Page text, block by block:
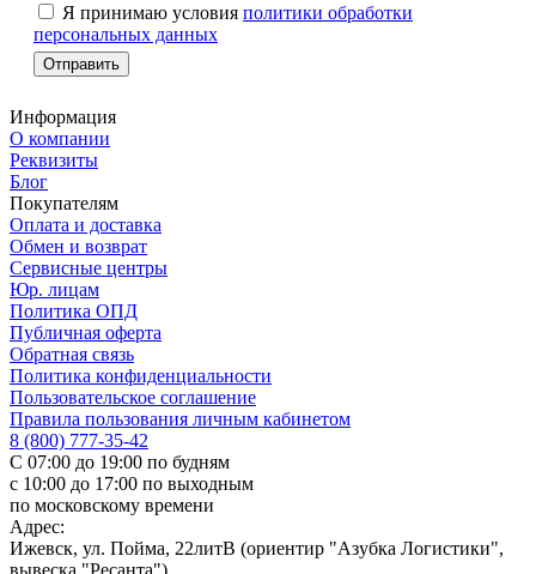
Я принимаю условия политики обработки
персональных данных
Информация
О компании
Реквизиты
Блог
Покупателям
Оплата и доставка
Обмен и возврат
Сервисные центры
Юр. лицам
Политика ОПД
Публичная оферта
Обратная связь
Политика конфиденциальности
Пользовательское соглашение
Правила пользования личным кабинетом
8 (800) 777-35-42
С 07:00 до 19:00 по будням
с 10:00 до 17:00 по выходным
по московскому времени
Адрес:
Ижевск, ул. Пойма, 22литВ (ориентир "Азубка Логистики",
вывеска "Ресанта")